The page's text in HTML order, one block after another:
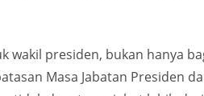
wakil presiden, bukan hanya
Masa Jabatan Presiden